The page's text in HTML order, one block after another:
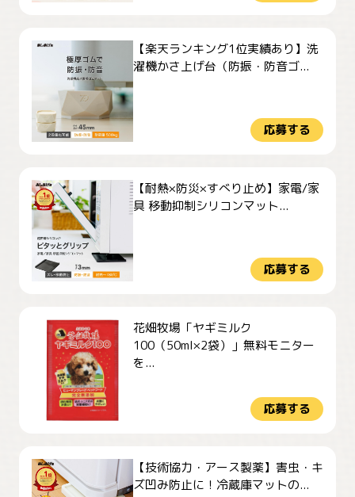
【楽天ランキング1位実績あり】洗
濯機かさ上げ台（防振・防音ゴ...
応募する
【耐熱×防災×すべり止め】家電/家
具 移動抑制シリコンマット...
応募する
花畑牧場「ヤギミルク
100（50ml×2袋）」無料モニター
を...
応募する
【技術協力・アース製薬】害虫・キ
ズ凹み防止に！冷蔵庫マットの...